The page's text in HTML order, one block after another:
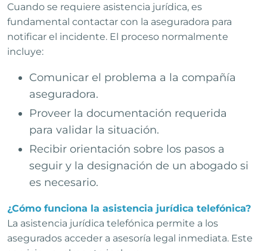
Cuando se requiere asistencia jurídica, es
fundamental contactar con la aseguradora para
notificar el incidente. El proceso normalmente
incluye:
Comunicar el problema a la compañía
aseguradora.
Proveer la documentación requerida
para validar la situación.
Recibir orientación sobre los pasos a
seguir y la designación de un abogado si
es necesario.
¿Cómo funciona la asistencia jurídica telefónica?
La asistencia jurídica telefónica permite a los
asegurados acceder a asesoría legal inmediata. Este